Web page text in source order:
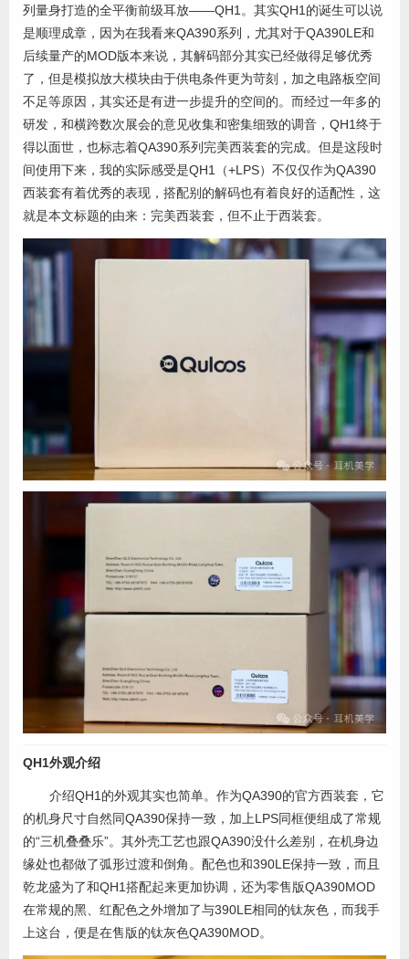
列量身打造的全平衡前级耳放——QH1。其实QH1的诞生可以说
是顺理成章，因为在我看来QA390系列，尤其对于QA390LE和
后续量产的MOD版本来说，其解码部分其实已经做得足够优秀
了，但是模拟放大模块由于供电条件更为苛刻，加之电路板空间
不足等原因，其实还是有进一步提升的空间的。而经过一年多的
研发，和横跨数次展会的意见收集和密集细致的调音，QH1终于
得以面世，也标志着QA390系列完美西装套的完成。但是这段时
间使用下来，我的实际感受是QH1（+LPS）不仅仅作为QA390
西装套有着优秀的表现，搭配别的解码也有着良好的适配性，这
就是本文标题的由来：完美西装套，但不止于西装套。
QH1外观介绍
介绍QH1的外观其实也简单。作为QA390的官方西装套，它
的机身尺寸自然同QA390保持一致，加上LPS同框便组成了常规
的“三机叠叠乐”。其外壳工艺也跟QA390没什么差别，在机身边
缘处也都做了弧形过渡和倒角。配色也和390LE保持一致，而且
乾龙盛为了和QH1搭配起来更加协调，还为零售版QA390MOD
在常规的黑、红配色之外增加了与390LE相同的钛灰色，而我手
上这台，便是在售版的钛灰色QA390MOD。